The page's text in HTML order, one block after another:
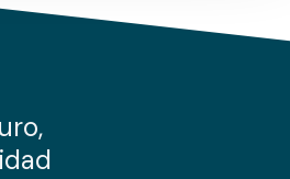
que haga del sitio web con
sociales, publicidad y análisis